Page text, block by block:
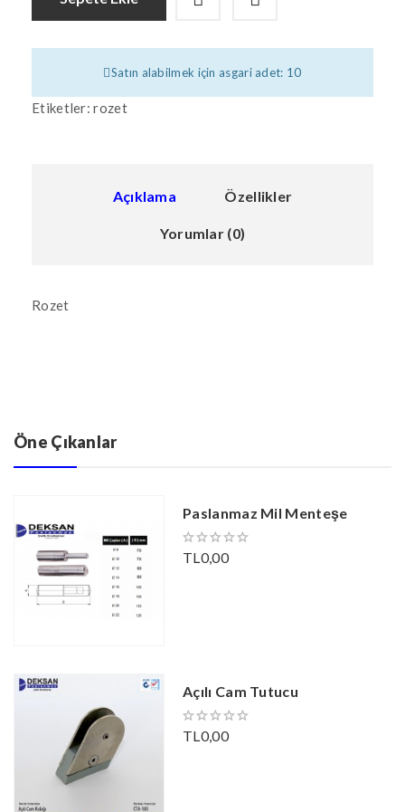
Satın alabilmek için asgari adet: 10
Etiketler:rozet
Açıklama Özellikler
Yorumlar (0)
Rozet
Öne Çıkanlar
Paslanmaz Mil Menteşe
TL0,00
Açılı Cam Tutucu
TL0,00